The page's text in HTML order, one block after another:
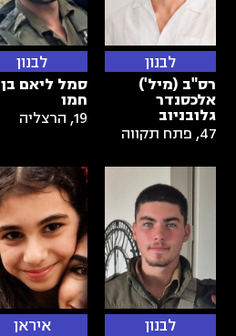
לבנון
רס"ב (מיל')
אלכסנדר
גלובניוב
47
, פתח תקווה
לבנון
סמל ליאם בן
חמו
19
, הרצליה
לבנון איראן